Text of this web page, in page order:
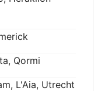
Qormi
L'Aia, Utrecht